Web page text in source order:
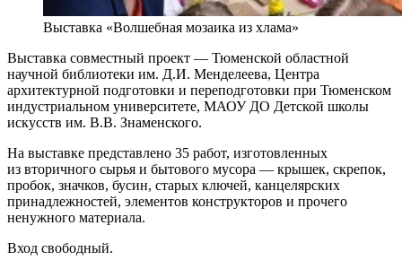
Выставка «Волшебная мозаика из хлама»
Выставка совместный проект — Тюменской областной
научной библиотеки им. Д.И. Менделеева, Центра
архитектурной подготовки и переподготовки при Тюменском
индустриальном университете, МАОУ ДО Детской школы
искусств им. В.В. Знаменского.
На выставке представлено 35 работ, изготовленных
из вторичного сырья и бытового мусора — крышек, скрепок,
пробок, значков, бусин, старых ключей, канцелярских
принадлежностей, элементов конструкторов и прочего
ненужного материала.
Вход свободный.